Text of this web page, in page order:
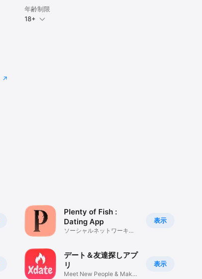
年齢制限
18+
表示
Plenty of Fish :
Dating App
ソーシャルネットワーキン
表示
デート＆友達探しアプ
リ
Meet New People & Make